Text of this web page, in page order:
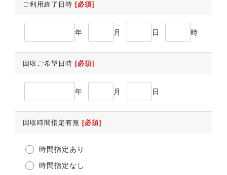
ご利用終了日時 [必須]
年 月 日 時
回収ご希望日時 [必須]
年 月 日
回収時間指定有無 [必須]
時間指定あり
時間指定なし